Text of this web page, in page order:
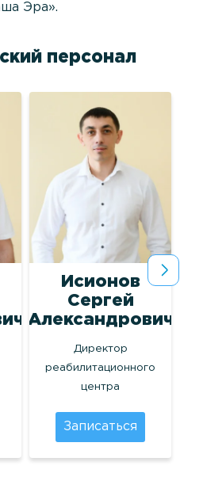
Эра».
персонал
Исионов
Сергей
Александрович
Директор
реабилитационного
центра
Записаться